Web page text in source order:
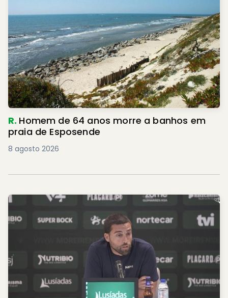
R. Homem de 64 anos morre a banhos em
praia de Esposende
8 agosto 2026